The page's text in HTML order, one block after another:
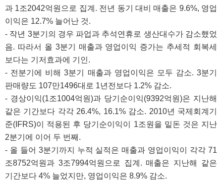
과 1조2042억원으로 집계. 전년 동기 대비 매출은 9.6%, 영업
이익은 12.7% 늘어난 것.
- 작년 3분기의 경우 파업과 추석연휴로 생산대수가 감소했었
음. 따라서 올 3분기 매출과 영업이익 증가는 추세적 회복세
보다는 기저효과에 기인.
- 전분기에 비해 3분기 매출과 영업이익은 모두 감소. 3분기
판매량도 107만1496대로 1년전보다 1.2% 감소.
- 경상이익(1조1004억원)과 당기순이익(9392억원)은 지난해
같은 기간보다 각각 26.4%, 16.1% 감소. 2010년 국제회계기
준(IFRS)이 적용된 후 당기순이익이 1조원을 밑돈 것은 지난
2분기에 이어 두 번째.
- 올 들어 3분기까지 누적 실적은 매출과 영업이익이 각각 71
조8752억원과 3조7994억원으로 집계. 매출은 지난해 같은
기간보다 4% 늘었지만, 영업이익은 8.9% 감소.